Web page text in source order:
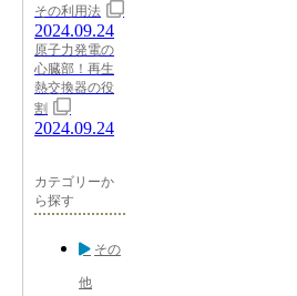
その利用法
2024.09.24
原子力発電の
心臓部！再生
熱交換器の役
割
2024.09.24
カテゴリーか
ら探す
その
他